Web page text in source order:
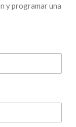
y programar una